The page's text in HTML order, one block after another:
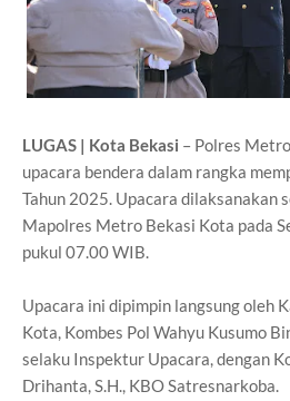
LUGAS | Kota Bekasi – Polres
upacara bendera dalam rangka
Tahun 2025. Upacara dilaksanakan
Mapolres Metro Bekasi Kota pada
pukul 07.00 WIB.
Upacara ini dipimpin langsung oleh
Kota, Kombes Pol Wahyu Kusumo
selaku Inspektur Upacara, dengan
Drihanta, S.H., KBO Satresnarkoba.